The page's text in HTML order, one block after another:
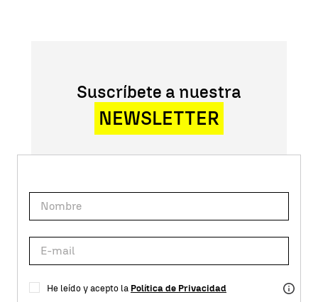
Suscríbete a nuestra
NEWSLETTER
He leído y acepto la Política de Privacidad